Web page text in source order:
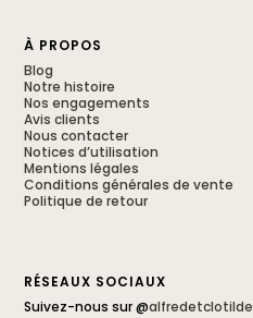
À PROPOS
Blog
Notre histoire
Nos engagements
Avis clients
Nous contacter
Notices d’utilisation
Mentions légales
Conditions générales de vente
Politique de retour
RÉSEAUX SOCIAUX
Suivez-nous sur @alfredetclotilde